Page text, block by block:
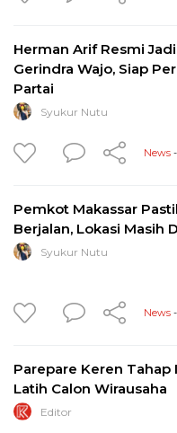
Herman Arif Resmi
Gerindra Wajo, Siap
Partai
Syukur Nutu
News
Pemkot Makassar
Berjalan, Lokasi Masih
Syukur Nutu
News
Parepare Keren Tahap
Latih Calon Wirausaha
Editor